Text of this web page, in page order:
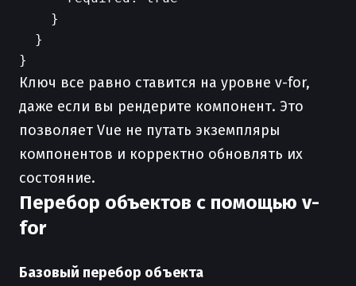
    }
  }
Ключ все равно ставится на уровне v-for,
даже если вы рендерите компонент. Это
позволяет Vue не путать экземпляры
компонентов и корректно обновлять их
состояние.
Перебор объектов с помощью v-
for
Базовый перебор объекта